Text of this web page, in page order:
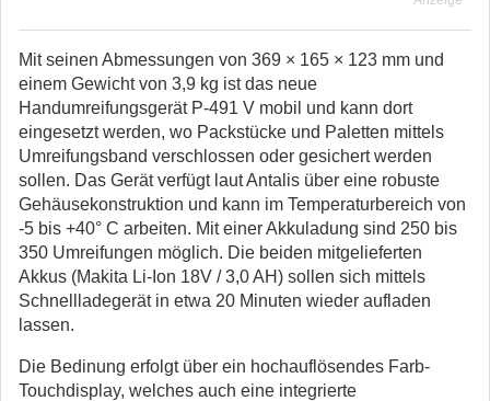
Mit seinen Abmessungen von 369 × 165 × 123 mm und
einem Gewicht von 3,9 kg ist das neue
Handumreifungsgerät P-491 V mobil und kann dort
eingesetzt werden, wo Packstücke und Paletten mittels
Umreifungsband verschlossen oder gesichert werden
sollen. Das Gerät verfügt laut Antalis über eine robuste
Gehäusekonstruktion und kann im Temperaturbereich von
-5 bis +40° C arbeiten. Mit einer Akkuladung sind 250 bis
350 Umreifungen möglich. Die beiden mitgelieferten
Akkus (Makita Li-Ion 18V / 3,0 AH) sollen sich mittels
Schnellladegerät in etwa 20 Minuten wieder aufladen
lassen.
Die Bedinung erfolgt über ein hochauflösendes Farb-
Touchdisplay, welches auch eine integrierte